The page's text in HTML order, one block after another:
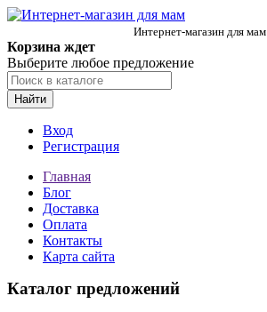
Интернет-магазин для мам
Корзина ждет
Выберите любое предложение
Найти
Вход
Регистрация
Главная
Блог
Доставка
Оплата
Контакты
Карта сайта
Каталог предложений